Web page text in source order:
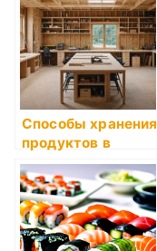
Способы хранения
продуктов в
холодильнике